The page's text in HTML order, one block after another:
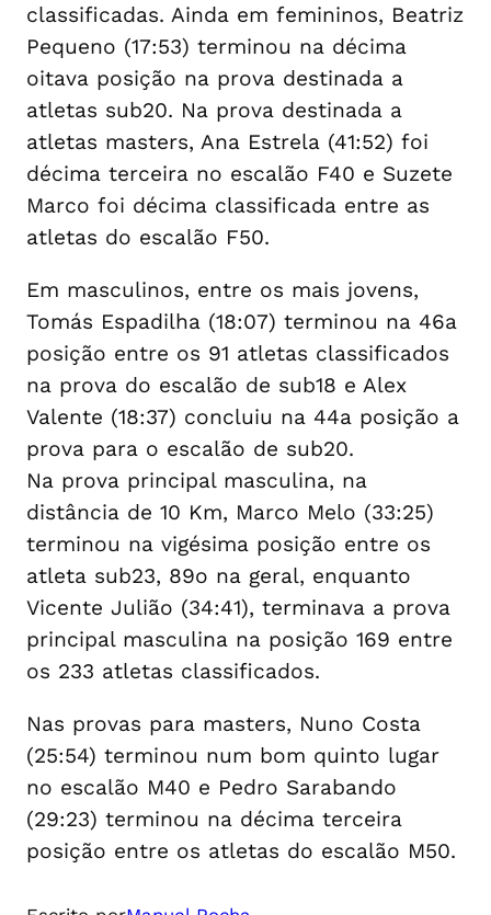
classificadas. Ainda em femininos, Beatriz
Pequeno (17:53) terminou na décima
oitava posição na prova destinada a
atletas sub20. Na prova destinada a
atletas masters, Ana Estrela (41:52) foi
décima terceira no escalão F40 e Suzete
Marco foi décima classificada entre as
atletas do escalão F50.
Em masculinos, entre os mais jovens,
Tomás Espadilha (18:07) terminou na 46a
posição entre os 91 atletas classificados
na prova do escalão de sub18 e Alex
Valente (18:37) concluiu na 44a posição a
prova para o escalão de sub20.
Na prova principal masculina, na
distância de 10 Km, Marco Melo (33:25)
terminou na vigésima posição entre os
atleta sub23, 89o na geral, enquanto
Vicente Julião (34:41), terminava a prova
principal masculina na posição 169 entre
os 233 atletas classificados.
Nas provas para masters, Nuno Costa
(25:54) terminou num bom quinto lugar
no escalão M40 e Pedro Sarabando
(29:23) terminou na décima terceira
posição entre os atletas do escalão M50.